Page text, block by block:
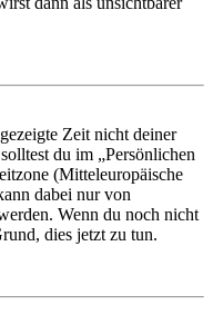
Zeit nicht deiner
du im „Persönlichen
(Mitteleuropäische
dabei nur von
Wenn du noch nicht
dies jetzt zu tun.